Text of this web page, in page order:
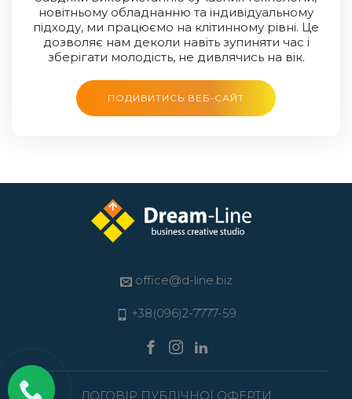
новітньому обладнанню та індивідуальному
підходу, ми працюємо на клітинному рівні. Це
дозволяє нам деколи навіть зупиняти час і
зберігати молодість, не дивлячись на вік.
ПОДИВИТИСЬ ВЕБ-САЙТ
office@d-line.biz
+38(096)2-7777-59
ДОГОВІР ПУБЛІЧНОЇ ОФЕРТИ